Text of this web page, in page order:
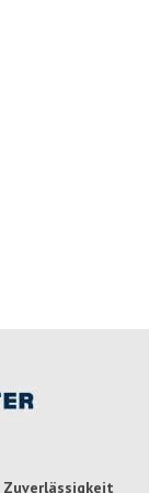
Zuverlässigkeit